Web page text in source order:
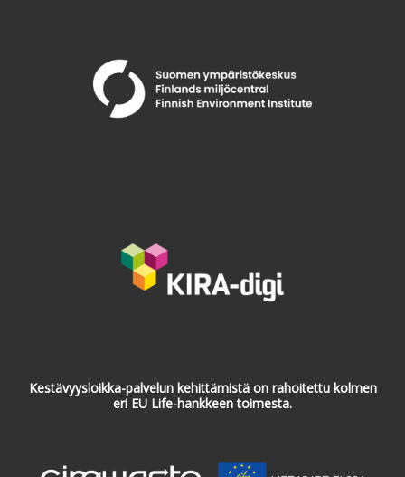
Kestävyysloikka-palvelun kehittämistä on rahoitettu kolmen
eri EU Life-hankkeen toimesta.